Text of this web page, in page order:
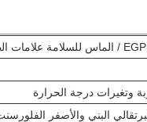
وتغيرات درجة الحرارة
البني والأصفر